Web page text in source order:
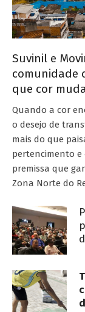
Suvinil e
comunidade
que cor
Quando a cor
o desejo de
mais do que
pertencimento e
premissa que
Zona Norte do